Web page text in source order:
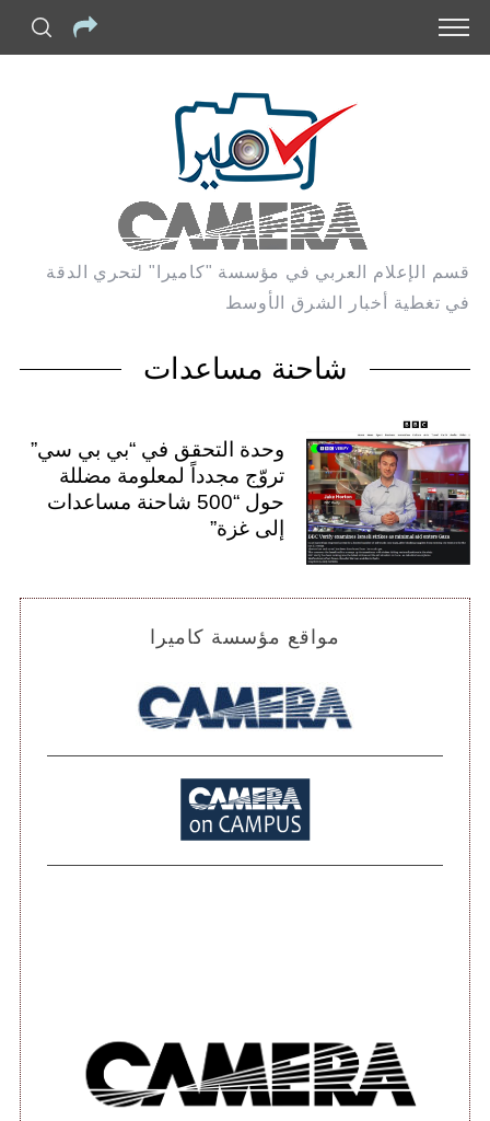
قسم الإعلام العربي في مؤسسة "كاميرا" لتحري الدقة
في تغطية أخبار الشرق الأوسط
شاحنة مساعدات
وحدة التحقق في “بي بي سي”
تروّج مجدداً لمعلومة مضللة
حول “500 شاحنة مساعدات
إلى غزة”
مواقع مؤسسة كاميرا